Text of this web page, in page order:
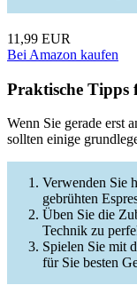
11,99 EUR
Bei Amazon kaufen
Praktische Tipps
Wenn Sie gerade erst
sollten einige
Verwenden Sie
gebrühten
Üben Sie die
Technik zu
Spielen Sie mit
für Sie besten